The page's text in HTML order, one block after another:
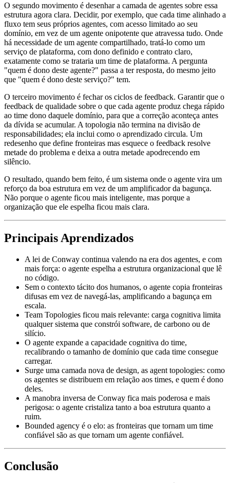
O segundo movimento é desenhar a camada de agentes sobre essa
estrutura agora clara. Decidir, por exemplo, que cada time alinhado a
fluxo tem seus próprios agentes, com acesso limitado ao seu
domínio, em vez de um agente onipotente que atravessa tudo. Onde
há necessidade de um agente compartilhado, tratá-lo como um
serviço de plataforma, com dono definido e contrato claro,
exatamente como se trataria um time de plataforma. A pergunta
"quem é dono deste agente?" passa a ter resposta, do mesmo jeito
que "quem é dono deste serviço?" tem.
O terceiro movimento é fechar os ciclos de feedback. Garantir que o
feedback de qualidade sobre o que cada agente produz chega rápido
ao time dono daquele domínio, para que a correção aconteça antes
da dívida se acumular. A topologia não termina na divisão de
responsabilidades; ela inclui como o aprendizado circula. Um
redesenho que define fronteiras mas esquece o feedback resolve
metade do problema e deixa a outra metade apodrecendo em
silêncio.
O resultado, quando bem feito, é um sistema onde o agente vira um
reforço da boa estrutura em vez de um amplificador da bagunça.
Não porque o agente ficou mais inteligente, mas porque a
organização que ele espelha ficou mais clara.
Principais Aprendizados
A lei de Conway continua valendo na era dos agentes, e com
mais força: o agente espelha a estrutura organizacional que lê
no código.
Sem o contexto tácito dos humanos, o agente copia fronteiras
difusas em vez de navegá-las, amplificando a bagunça em
escala.
Team Topologies ficou mais relevante: carga cognitiva limita
qualquer sistema que constrói software, de carbono ou de
silício.
O agente expande a capacidade cognitiva do time,
recalibrando o tamanho de domínio que cada time consegue
carregar.
Surge uma camada nova de design, as agent topologies: como
os agentes se distribuem em relação aos times, e quem é dono
deles.
A manobra inversa de Conway fica mais poderosa e mais
perigosa: o agente cristaliza tanto a boa estrutura quanto a
ruim.
Bounded agency é o elo: as fronteiras que tornam um time
confiável são as que tornam um agente confiável.
Conclusão